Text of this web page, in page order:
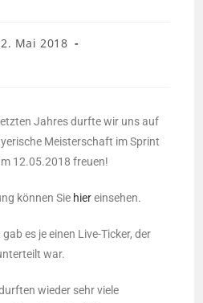
Mai 2018
Jahres durfte wir uns auf
Meisterschaft im Sprint
12.05.2018 freuen!
können Sie hiereinsehen.
es je einen Live-Ticker, der
war.
wieder sehr viele